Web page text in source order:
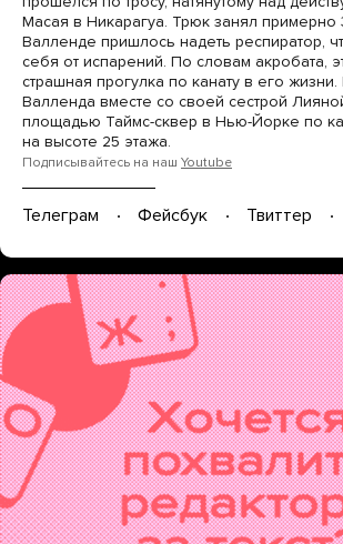
Масая в Никарагуа. Трюк занял примерно
Валленде пришлось надеть респиратор,
себя от испарений. По словам акробата,
страшная прогулка по канату в его жизни.
Валленда вместе со своей сестрой
площадью Таймс-сквер в Нью-Йорке по
на высоте 25 этажа.
Подписывайтесь на наш Youtube
Телеграм Фейсбук Твиттер